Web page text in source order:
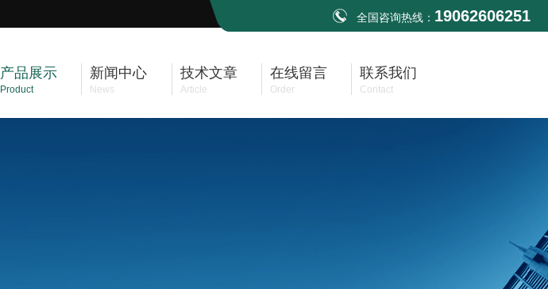
全国咨询热线： 19062606251
产品展示
Product
新闻中心
News
技术文章
Article
在线留言
Order
联系我们
Contact